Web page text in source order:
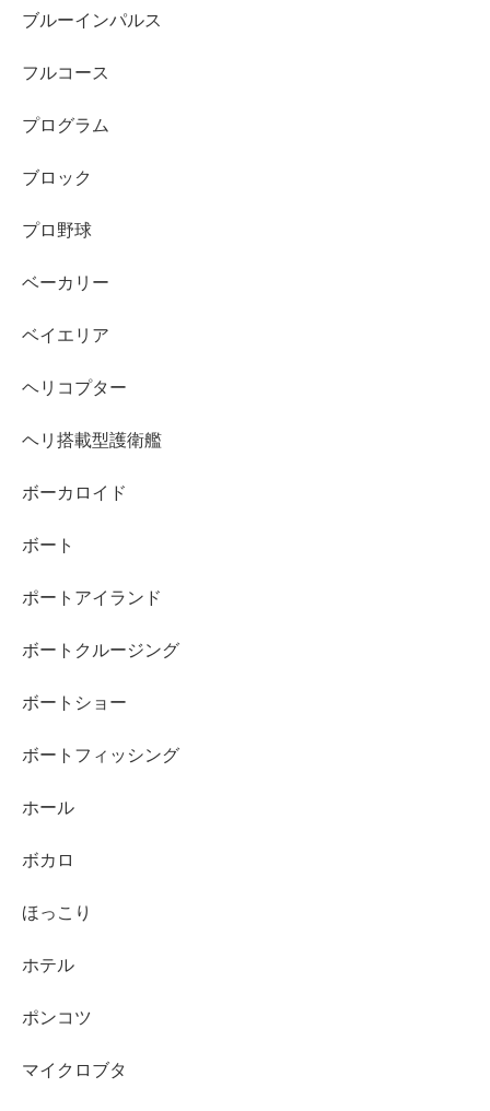
ブルーインパルス
フルコース
プログラム
ブロック
プロ野球
ベーカリー
ベイエリア
ヘリコプター
ヘリ搭載型護衛艦
ボーカロイド
ボート
ポートアイランド
ボートクルージング
ボートショー
ボートフィッシング
ホール
ボカロ
ほっこり
ホテル
ポンコツ
マイクロブタ